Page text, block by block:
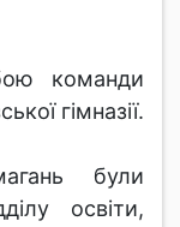
команди
гімназії.
були
освіти,